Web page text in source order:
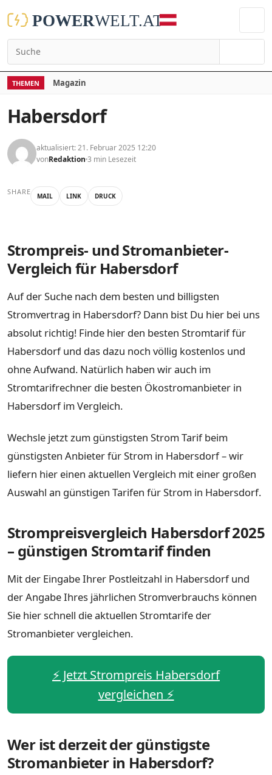
THEMEN Magazin
Habersdorf
aktualisiert: 21. Februar 2025 12:20
vonRedaktion 3 min Lesezeit
SHARE MAIL LINK DRUCK
Strompreis- und Stromanbieter-
Vergleich für Habersdorf
Auf der Suche nach dem besten und billigsten
Stromvertrag in Habersdorf? Dann bist Du hier bei uns
absolut richtig! Finde hier den besten Stromtarif für
Habersdorf und das dazu noch völlig kostenlos und
ohne Aufwand. Natürlich haben wir auch im
Stromtarifrechner die besten Ökostromanbieter in
Habersdorf im Vergleich.
Wechsle jetzt zum günstigsten Strom Tarif beim
günstigsten Anbieter für Strom in Habersdorf – wir
liefern hier einen aktuellen Vergleich mit einer großen
Auswahl an günstigen Tarifen für Strom in Habersdorf.
Strompreisvergleich Habersdorf 2025
– günstigen Stromtarif finden
Mit der Eingabe Ihrer Postleitzahl in Habersdorf und
der Angabe Ihres jährlichen Stromverbrauchs können
Sie hier schnell die aktuellen Stromtarife der
Stromanbieter vergleichen.
⚡️ Jetzt Strompreis Habersdorf
vergleichen ⚡️
Wer ist derzeit der günstigste
Stromanbieter in Habersdorf?